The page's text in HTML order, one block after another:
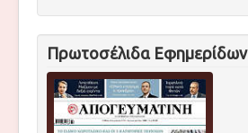
Πρωτοσέλιδα Εφημερίδων